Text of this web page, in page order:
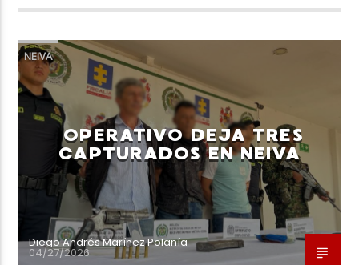
NEIVA
OPERATIVO DEJA TRES
CAPTURADOS EN NEIVA
Diego Andrés Marínez Polanía
04/27/2026